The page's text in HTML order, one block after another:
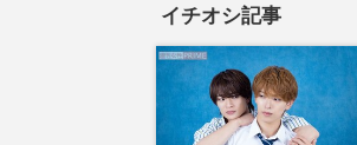
イチオシ記事